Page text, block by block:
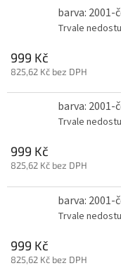
barva: 2001-
Trvale
999 Kč
825,62 Kč bez DPH
barva: 2001-
Trvale
999 Kč
825,62 Kč bez DPH
barva: 2001-
Trvale
999 Kč
825,62 Kč bez DPH